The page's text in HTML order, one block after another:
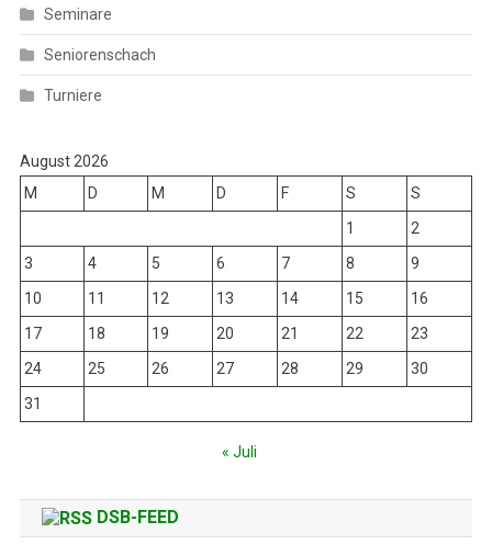
Seminare
Seniorenschach
Turniere
August 2026
M
D M D F S
S
1
2
3
4 5 6 7 8
9
10
11 12 13 14 15
16
17
18 19 20 21 22
23
24
25 26 27 28 29
30
31
« Juli
DSB-FEED